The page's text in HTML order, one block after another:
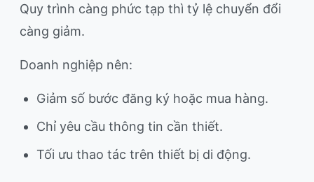
Quy trình càng phức tạp thì tỷ lệ chuyển đổi
càng giảm.
Doanh nghiệp nên:
Giảm số bước đăng ký hoặc mua hàng.
Chỉ yêu cầu thông tin cần thiết.
Tối ưu thao tác trên thiết bị di động.